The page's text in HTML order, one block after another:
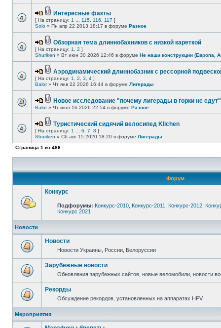
Интересные факты
[ На страницу: 1 115 116 117 ]
Solo » Пн апр 22 2013 18:17 в форуме Разное
Обзорная тема длиннобахников с низкой кареткой
[ На страницу: 1 2 ]
Shuriken » Вт июн 30 2026 12:46 в форуме Не наши конструкции (Европа,
Аэродинамический длиннобазник с рессорной
[ На страницу: 1 2 3 4 ]
Balor» Чт янв 22 2026 16:44 в форуме Лигерады
Новое исследование "почему лигерады в горки не
Balor» Чт июл 16 2026 22:54 в форуме Разное
Туристический сидячий велосипед Klichen
[ На страницу: 1 6 7 8 ]
Shuriken » Сб авг 15 2020 18:20 в форуме Лигерады
Страница 1 из 486
Форум
Конкурс
Подфорумы: Конкурс-2010 Конкурс-2011 Конкурс-2012
Конкурс 2021
Новости
Новости
Новости Украины, России, Белоруссии
Зарубежные новости
Обновления зарубежных сайтов, новые веломобили, новости
Рекорды
Обсуждение рекордов, установленных на аппаратах HPV
Мероприятия